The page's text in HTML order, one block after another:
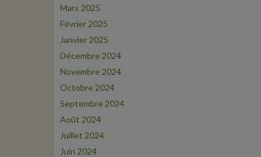
Mars 2025
Février 2025
Janvier 2025
Décembre 2024
Novembre 2024
Octobre 2024
Septembre 2024
Août 2024
Juillet 2024
Juin 2024